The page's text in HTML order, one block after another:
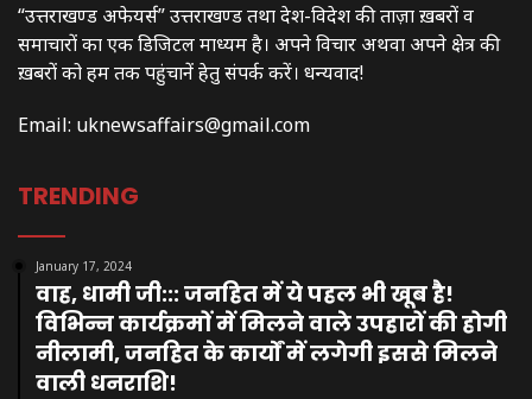
“उत्तराखण्ड अफेयर्स” उत्तराखण्ड तथा देश-विदेश की ताज़ा ख़बरों व
समाचारों का एक डिजिटल माध्यम है। अपने विचार अथवा अपने क्षेत्र की
ख़बरों को हम तक पहुंचानें हेतु संपर्क करें। धन्यवाद!
Email: uknewsaffairs@gmail.com
TRENDING
January 17, 2024
वाह, धामी जी::: जनहित में ये पहल भी खूब है!
विभिन्न कार्यक्रमों में मिलने वाले उपहारों की होगी
नीलामी, जनहित के कार्यों में लगेगी इससे मिलने
वाली धनराशि!